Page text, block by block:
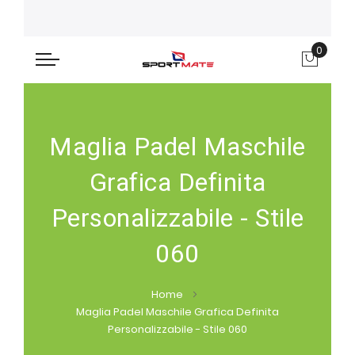
0
Maglia Padel Maschile
Grafica Definita
Personalizzabile - Stile
060
Home
Maglia Padel Maschile Grafica Definita
Personalizzabile - Stile 060